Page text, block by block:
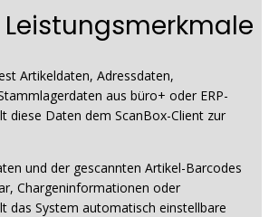
Artikeldaten, Adressdaten,
aus büro+ oder ERP-
diese Daten dem ScanBox-Client zur
und der gescannten Artikel-Barcodes
Chargeninformationen oder
das System automatisch einstellbare